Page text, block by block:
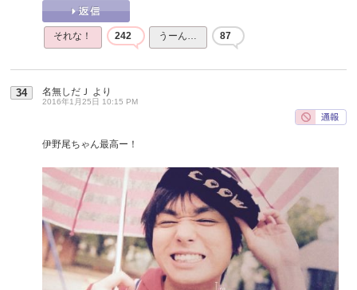
それな！ 242 うーん… 87
34 名無しだＪ より
2016年1月25日 10:15 PM
伊野尾ちゃん最高ー！